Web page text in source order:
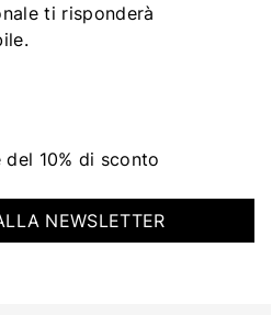
ti risponderà
10% di sconto
NEWSLETTER